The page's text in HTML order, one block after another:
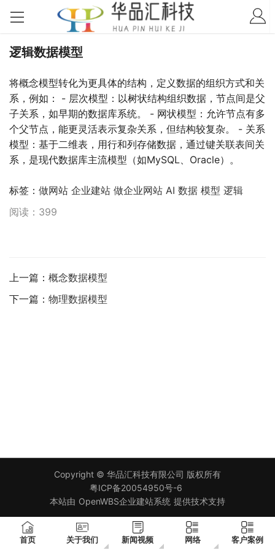
首页 关于我们 新闻视频 网络 客户案例
逻辑数据模型
将概念模型转化为更具体的结构，定义数据的组织方式和关
系，例如： - 层次模型：以树状结构组织数据，节点间是父
子关系，如早期的数据库系统。 - 网状模型：允许节点有多
个父节点，能更灵活表示复杂关系，但结构较复杂。 - 关系
模型：基于二维表，用行和列存储数据，通过键关联表间关
系，是现代数据库主流模型（如MySQL、Oracle）。
标签： 做网站 企业建站 做企业网站 AI 数据 模型 逻辑
阅读：399
上一篇： 概念数据模型
下一篇： 物理数据模型
Copyright © 华品汇科技有限公司 版权所有
粤ICP备20054950号-6
本站由 OpenWBS企业建站系统 提供技术支持